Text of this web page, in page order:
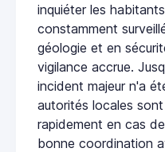
inquiéter les
constamment
géologie et en
vigilance accrue.
incident majeur n'a
autorités locales
rapidement en cas
bonne coordination